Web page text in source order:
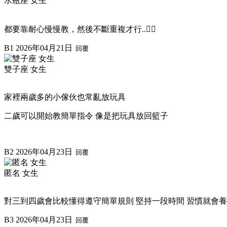
都要靠耐心慢慢教，然後不斷重複才行..😮‍💨
B1 2026年04月21日 回覆
雙子座 女生
家裡兩歲多的小傢伙也常亂放玩具
二歲可以開始教簡單指令 像是把玩具放回籃子
B2 2026年04月23日 回覆
匿名 女生
對三到四歲會比較懂得遵守簡單規則 堅持一段時間 習慣就會
B3 2026年04月23日 回覆